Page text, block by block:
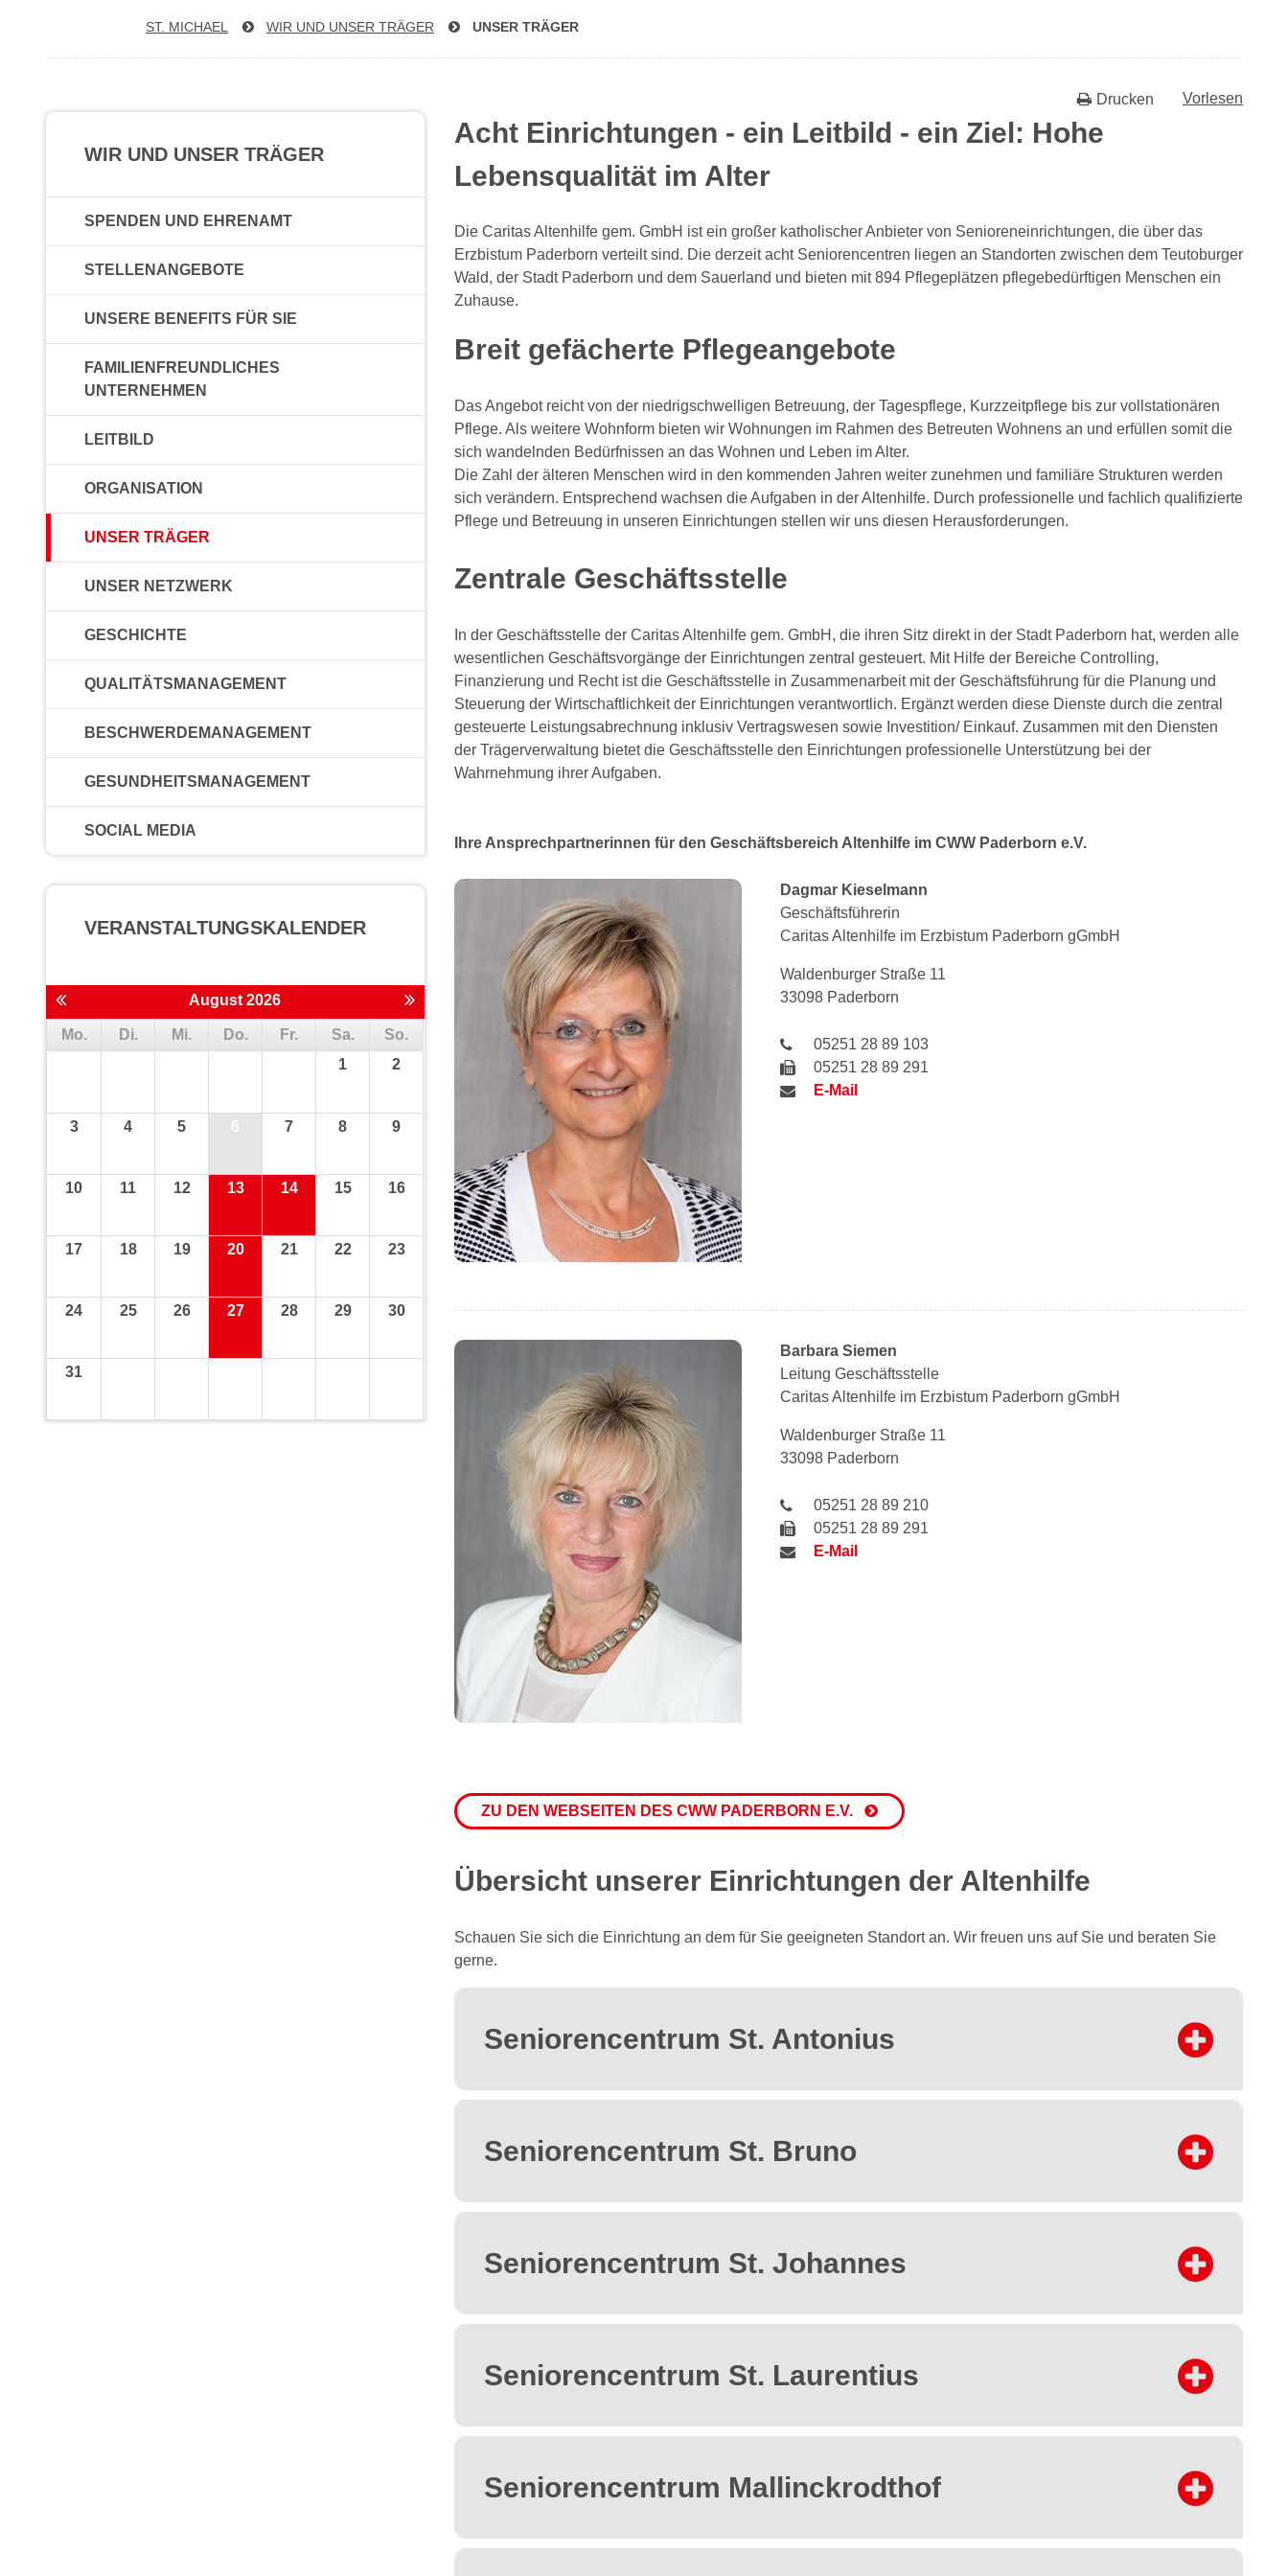
ST. MICHAEL WIR UND UNSER TRÄGER UNSER TRÄGER
Vorlesen
Drucken
Acht Einrichtungen - ein Leitbild - ein Ziel: Hohe
Lebensqualität im Alter
Die Caritas Altenhilfe gem. GmbH ist ein großer katholischer Anbieter von Senioreneinrichtungen, die über das
Erzbistum Paderborn verteilt sind. Die derzeit acht Seniorencentren liegen an Standorten zwischen dem Teutoburger
Wald, der Stadt Paderborn und dem Sauerland und bieten mit 894 Pflegeplätzen pflegebedürftigen Menschen ein
Zuhause.
Breit gefächerte Pflegeangebote
Das Angebot reicht von der niedrigschwelligen Betreuung, der Tagespflege, Kurzzeitpflege bis zur vollstationären
Pflege. Als weitere Wohnform bieten wir Wohnungen im Rahmen des Betreuten Wohnens an und erfüllen somit die
sich wandelnden Bedürfnissen an das Wohnen und Leben im Alter.
Die Zahl der älteren Menschen wird in den kommenden Jahren weiter zunehmen und familiäre Strukturen werden
sich verändern. Entsprechend wachsen die Aufgaben in der Altenhilfe. Durch professionelle und fachlich qualifizierte
Pflege und Betreuung in unseren Einrichtungen stellen wir uns diesen Herausforderungen.
Zentrale Geschäftsstelle
In der Geschäftsstelle der Caritas Altenhilfe gem. GmbH, die ihren Sitz direkt in der Stadt Paderborn hat, werden alle
wesentlichen Geschäftsvorgänge der Einrichtungen zentral gesteuert. Mit Hilfe der Bereiche Controlling,
Finanzierung und Recht ist die Geschäftsstelle in Zusammenarbeit mit der Geschäftsführung für die Planung und
Steuerung der Wirtschaftlichkeit der Einrichtungen verantwortlich. Ergänzt werden diese Dienste durch die zentral
gesteuerte Leistungsabrechnung inklusiv Vertragswesen sowie Investition/ Einkauf. Zusammen mit den Diensten
der Trägerverwaltung bietet die Geschäftsstelle den Einrichtungen professionelle Unterstützung bei der
Wahrnehmung ihrer Aufgaben.
Ihre Ansprechpartnerinnen für den Geschäftsbereich Altenhilfe im CWW Paderborn e.V.
Dagmar Kieselmann
Geschäftsführerin
Caritas Altenhilfe im Erzbistum Paderborn gGmbH
Waldenburger Straße 11
33098 Paderborn
05251 28 89 103
05251 28 89 291
E-Mail
Barbara Siemen
Leitung Geschäftsstelle
Caritas Altenhilfe im Erzbistum Paderborn gGmbH
Waldenburger Straße 11
33098 Paderborn
05251 28 89 210
05251 28 89 291
E-Mail
ZU DEN WEBSEITEN DES CWW PADERBORN E.V.
Übersicht unserer Einrichtungen der Altenhilfe
Schauen Sie sich die Einrichtung an dem für Sie geeigneten Standort an. Wir freuen uns auf Sie und beraten Sie
gerne.
Seniorencentrum St. Antonius
Seniorencentrum St. Bruno
Seniorencentrum St. Johannes
Seniorencentrum St. Laurentius
Seniorencentrum Mallinckrodthof
WIR UND UNSER TRÄGER
SPENDEN UND EHRENAMT
STELLENANGEBOTE
UNSERE BENEFITS FÜR SIE
FAMILIENFREUNDLICHES
UNTERNEHMEN
LEITBILD
ORGANISATION
UNSER TRÄGER
UNSER NETZWERK
GESCHICHTE
QUALITÄTSMANAGEMENT
BESCHWERDEMANAGEMENT
GESUNDHEITSMANAGEMENT
SOCIAL MEDIA
VERANSTALTUNGS­KALENDER
August 2026
Mo. Di. Mi. Do. Fr. Sa.
So.
1
2
3 4 5 6 7 8 9
10 11 12 13 14 15 16
17 18 19 20 21 22 23
24 25 26 27 28 29 30
31